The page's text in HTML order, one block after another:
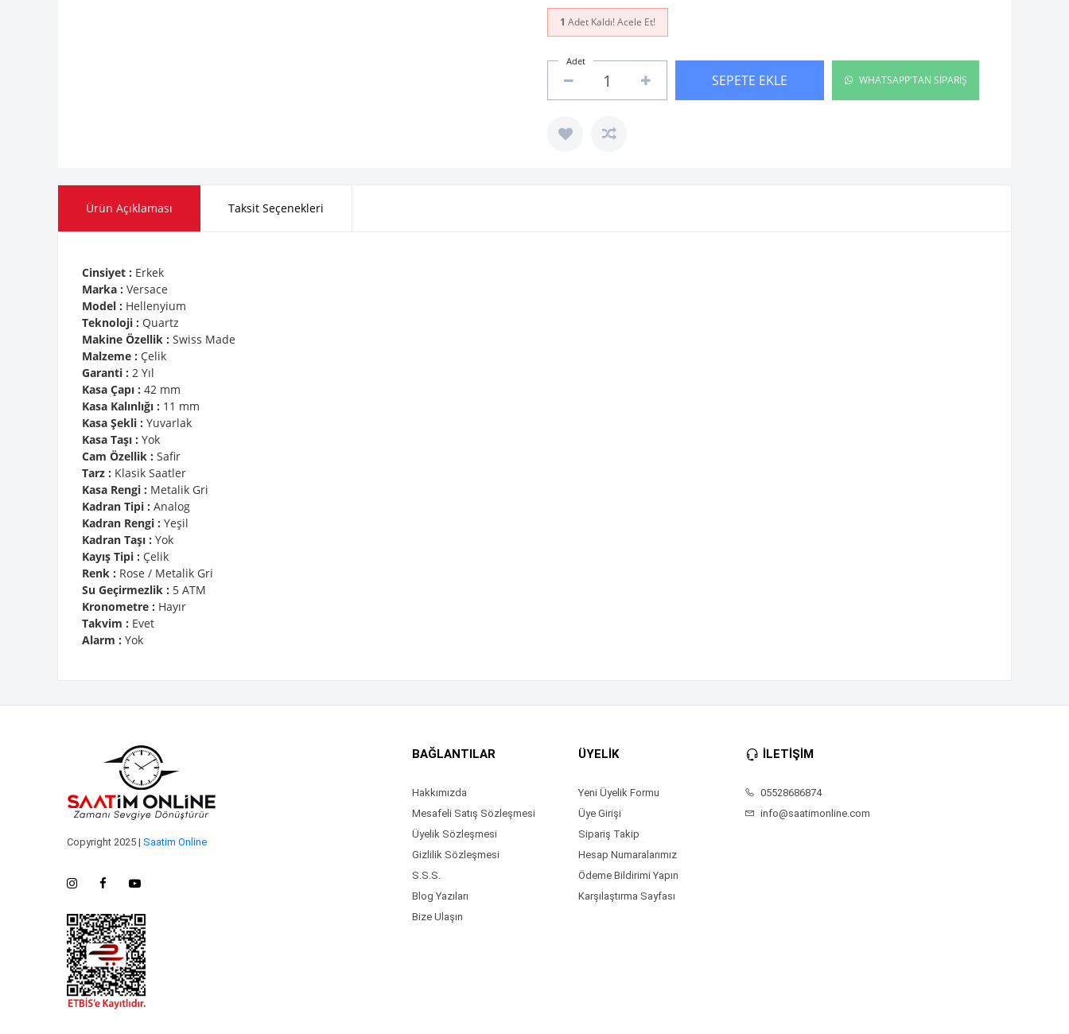
1 Adet Kaldı! Acele Et!
Adet
SEPETE EKLE WHATSAPP'TAN SİPARİŞ
Ürün Açıklaması Taksit Seçenekleri
Cinsiyet : Erkek
Marka : Versace
Model : Hellenyium
Teknoloji : Quartz
Makine Özellik : Swiss Made
Malzeme : Çelik
Garanti : 2 Yıl
Kasa Çapı : 42 mm
Kasa Kalınlığı : 11 mm
Kasa Şekli : Yuvarlak
Kasa Taşı : Yok
Cam Özellik : Safir
Tarz : Klasik Saatler
Kasa Rengi : Metalik Gri
Kadran Tipi : Analog
Kadran Rengi : Yeşil
Kadran Taşı : Yok
Kayış Tipi : Çelik
Renk : Rose / Metalik Gri
Su Geçirmezlik : 5 ATM
Kronometre : Hayır
Takvim : Evet
Alarm : Yok
Copyright 2025 | Saatim Online
BAĞLANTILAR
Hakkımızda
Mesafeli Satış Sözleşmesi
Üyelik Sözleşmesi
Gizlilik Sözleşmesi
S.S.S.
Blog Yazıları
Bize Ulaşın
ÜYELİK
Yeni Üyelik Formu
Üye Girişi
Sipariş Takip
Hesap Numaralarımız
Ödeme Bildirimi Yapın
Karşılaştırma Sayfası
İLETİŞİM
05528686874
info@saatimonline.com